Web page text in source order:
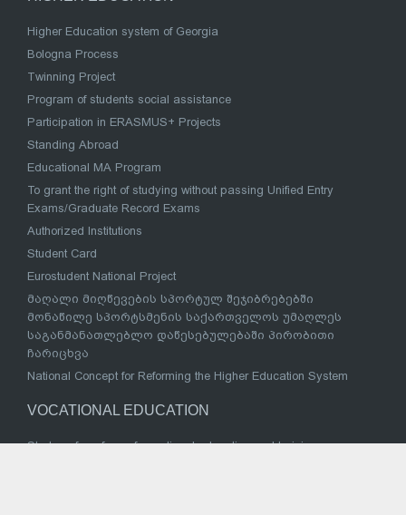
Higher Education system of Georgia
Bologna Process
Twinning Project
Program of students social assistance
Participation in ERASMUS+ Projects
Standing Abroad
Educational MA Program
To grant the right of studying without passing Unified Entry
Exams/Graduate Record Exams
Authorized Institutions
Student Card
Eurostudent National Project
მაღალი მიღწევების სპორტულ შეჯიბრებებში
მონაწილე სპორტსმენის საქართველოს უმაღლეს
საგანმანათლებლო დაწესებულებაში პირობითი
ჩარიცხვა
National Concept for Reforming the Higher Education System
VOCATIONAL EDUCATION
Strategy for reform of vocational education and training